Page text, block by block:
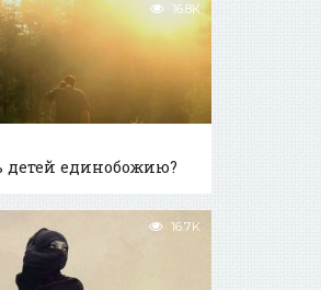
16.8K
детей единобожию?
16.7K